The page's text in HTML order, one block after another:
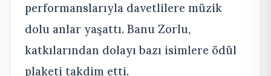
performanslarıyla davetlilere müzik
dolu anlar yaşattı. Banu Zorlu,
katkılarından dolayı bazı isimlere ödül
plaketi takdim etti.